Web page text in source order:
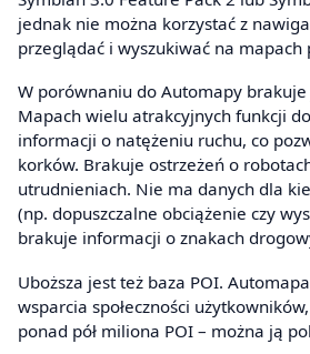
jednak nie można korzystać z
przeglądać i wyszukiwać na mapach
W porównaniu do Automapy
Mapach wielu atrakcyjnych funkcji
informacji o natężeniu ruchu, co
korków. Brakuje ostrzeżeń o
utrudnieniach. Nie ma danych dla
(np. dopuszczalne obciążenie czy
brakuje informacji o znakach
Uboższa jest też baza POI.
wsparcia społeczności
ponad pół miliona POI – można ją